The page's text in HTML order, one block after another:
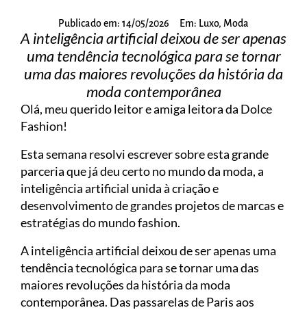
Publicado em: 14/05/2026 Em: Luxo, Moda
A inteligência artificial deixou de ser apenas
uma tendência tecnológica para se tornar
uma das maiores revoluções da história da
moda contemporânea
Olá, meu querido leitor e amiga leitora da Dolce
Fashion!
Esta semana resolvi escrever sobre esta grande
parceria que já deu certo no mundo da moda, a
inteligência artificial unida à criação e
desenvolvimento de grandes projetos de marcas e
estratégias do mundo fashion.
A inteligência artificial deixou de ser apenas uma
tendência tecnológica para se tornar uma das
maiores revoluções da história da moda
contemporânea. Das passarelas de Paris aos